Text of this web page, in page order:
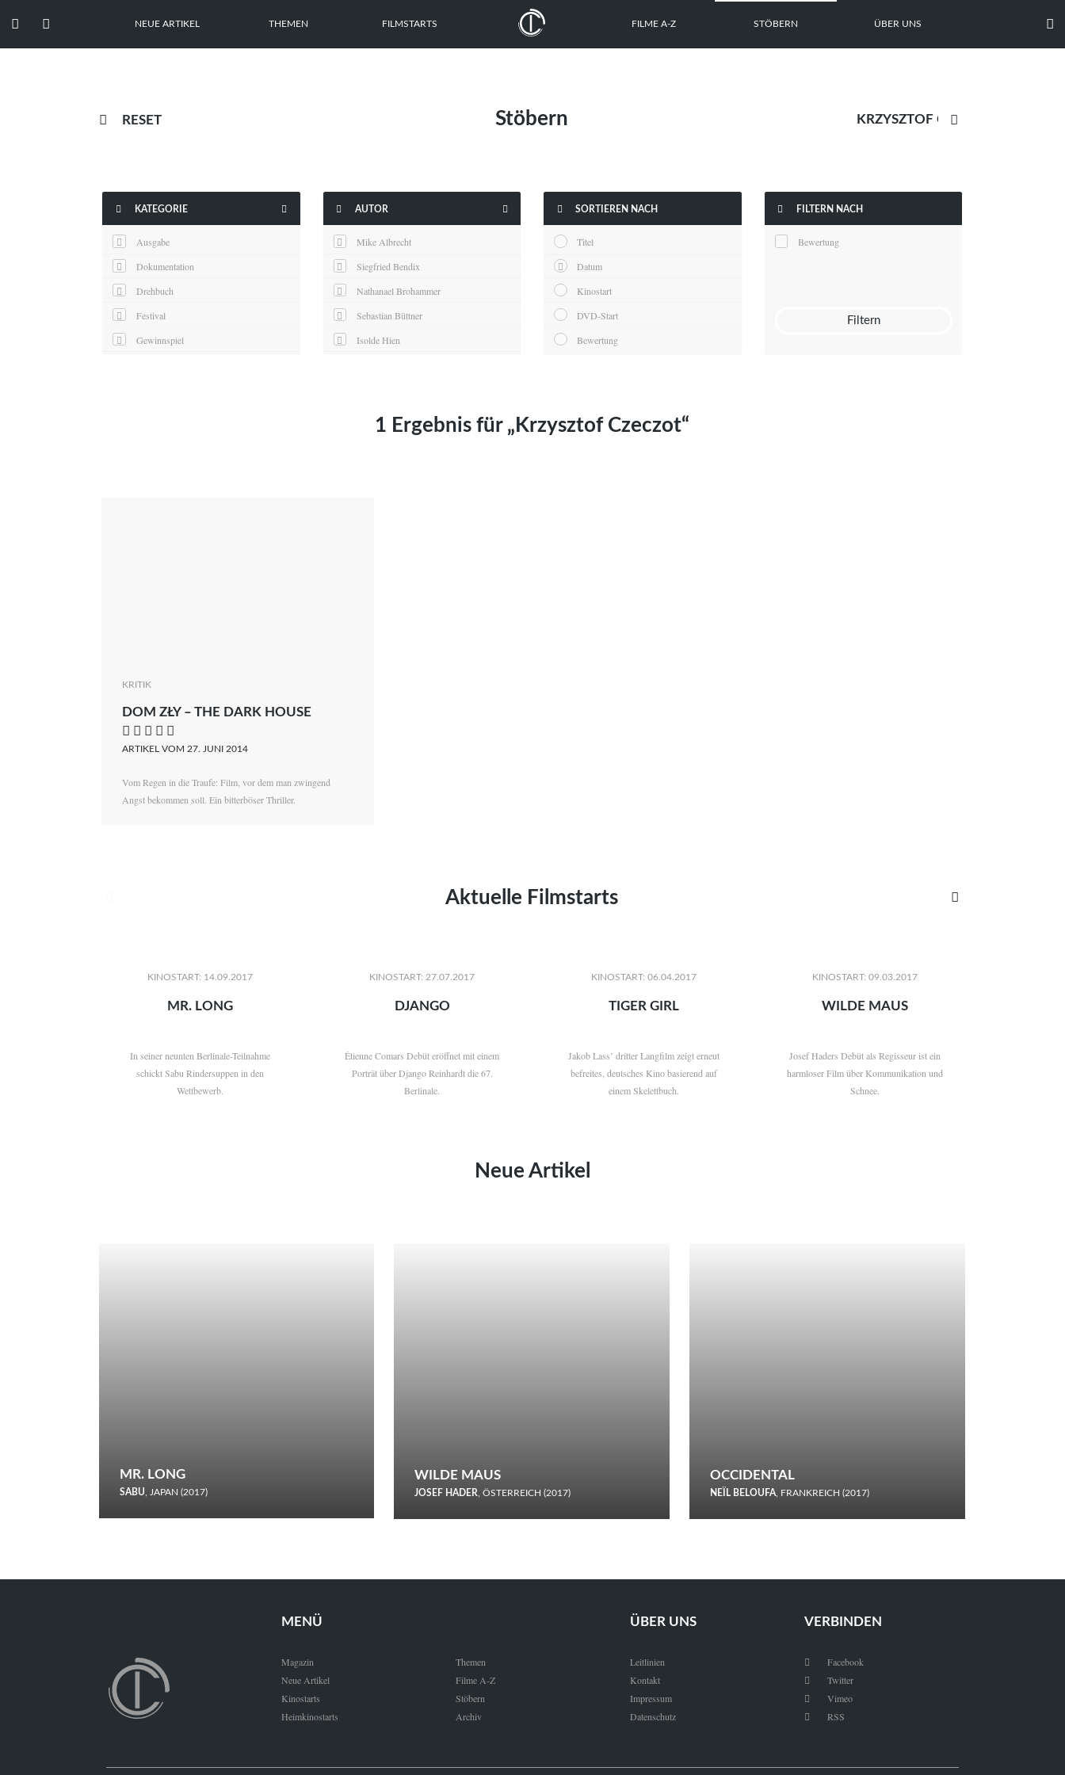
  NEUE ARTIKEL THEMEN FILMSTARTS FILME A-Z STÖBERN ÜBER UNS 
 RESET Stöbern 
 KATEGORIE 
Ausgabe
Dokumentation
Drehbuch
Festival
Gewinnspiel
 AUTOR 
Mike Albrecht
Siegfried Bendix
Nathanael Brohammer
Sebastian Büttner
Isolde Hien
Maximilian Kosing
 SORTIEREN NACH
Titel
Datum
Kinostart
DVD-Start
Bewertung
 FILTERN NACH
Bewertung
Filtern
1 Ergebnis für „Krzysztof Czeczot“
KRITIK
DOM ZŁY – THE DARK HOUSE
    
ARTIKEL VOM 27. JUNI 2014
Vom Regen in die Traufe: Film, vor dem man zwingend
Angst bekommen soll. Ein bitterböser Thriller.
Aktuelle Filmstarts 
KINOSTART: 14.09.2017
MR. LONG
In seiner neunten Berlinale-Teilnahme
schickt Sabu Rindersuppen in den
Wettbewerb.
KINOSTART: 27.07.2017
DJANGO
Étienne Comars Debüt eröffnet mit einem
Porträt über Django Reinhardt die 67.
Berlinale.
KINOSTART: 06.04.2017
TIGER GIRL
Jakob Lass’ dritter Langfilm zeigt erneut
befreites, deutsches Kino basierend auf
einem Skelettbuch.
KINOSTART: 09.03.2017
WILDE MAUS
Josef Haders Debüt als Regisseur ist ein
harmloser Film über Kommunikation und
Schnee.
Neue Artikel
MR. LONG
SABU, JAPAN (2017)
den Wettbewerb.
WILDE MAUS
JOSEF HADER, ÖSTERREICH (2017)
Schnee.
OCCIDENTAL
NEÏL BELOUFA, FRANKREICH (2017)
MENÜ
Magazin
Neue Artikel
Kinostarts
Heimkinostarts
Themen
Filme A-Z
Stöbern
Archiv
ÜBER UNS
Leitlinien
Kontakt
Impressum
Datenschutz
VERBINDEN
 Facebook
 Twitter
 Vimeo
 RSS